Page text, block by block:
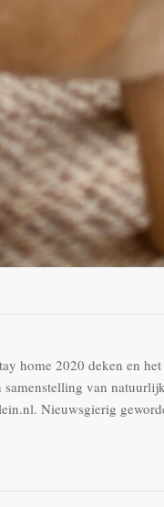
home 2020 deken en
van
Nieuwsgierig